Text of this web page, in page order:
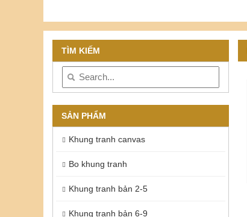
TÌM KIẾM
SẢN PHẨM
Khung tranh canvas
Bo khung tranh
Khung tranh bản 2-5
Khung tranh bản 6-9